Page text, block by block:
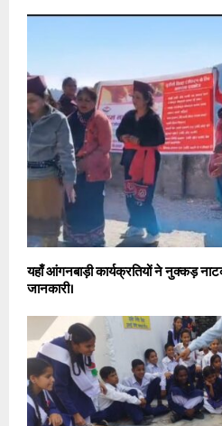
यहाँ आंगनबाड़ी कार्यक्रतियों ने नुक्कड़
जानकारी।